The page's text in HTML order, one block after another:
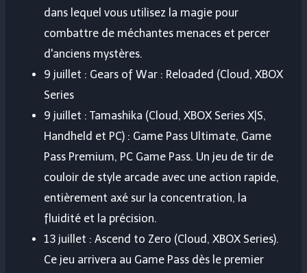
dans lequel vous utilisez la magie pour
combattre de méchantes menaces et percer
d'anciens mystères.
9 juillet : Gears of War : Reloaded (Cloud, XBOX
Series
9 juillet : Tamashika (Cloud, XBOX Series X|S,
Handheld et PC) : Game Pass Ultimate, Game
Pass Premium, PC Game Pass. Un jeu de tir de
couloir de style arcade avec une action rapide,
entièrement axé sur la concentration, la
fluidité et la précision.
13 juillet : Ascend to Zero (Cloud, XBOX Series).
Ce jeu arrivera au Game Pass dès le premier